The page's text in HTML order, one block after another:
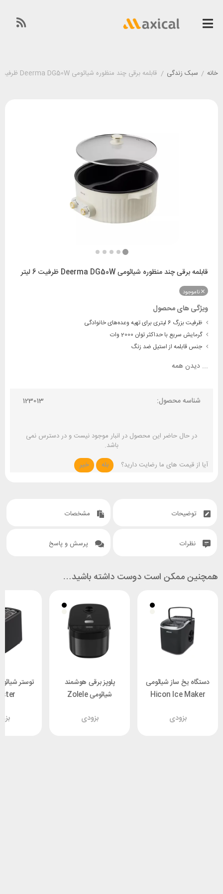
خانه / سبک زندگی / قابلمه برقی چند منظوره شیائومی Deerma DG50W ظرفیت 6 لیتر
قابلمه برقی چند منظوره شیائومی Deerma DG50W ظرفیت 6 لیتر
ناموجود
ویژگی های محصول
ظرفیت بزرگ 6 لیتری برای تهیه وعده‌های خانوادگی
گرمایش سریع با حداکثر توان 2000 وات
جنس قابلمه از استیل ضد زنگ
... دیدن همه
شناسه محصول: 123013
در حال حاضر این محصول در انبار موجود نیست و در دسترس نمی
باشد.
آیا از قیمت های ما رضایت دارید؟
بله خیر
توضیحات مشخصات
نظرات پرسش و پاسخ
همچنین ممکن است دوست داشته باشید…
دستگاه یخ ساز شیائومی
Hicon Ice Maker
لیتر
بزودی
پلوپز برقی هوشمند
شیائومی Zolele
بزودی